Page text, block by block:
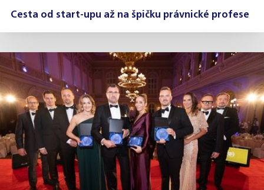
Cesta od start-upu až na špičku právnické profese